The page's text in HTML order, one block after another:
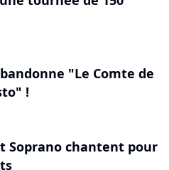
"Le Comte de
!
Soprano chantent pour